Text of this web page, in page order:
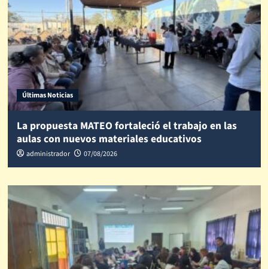
Últimas Noticias
La propuesta MATEO fortaleció el trabajo en las
aulas con nuevos materiales educativos
administrador 07/08/2026